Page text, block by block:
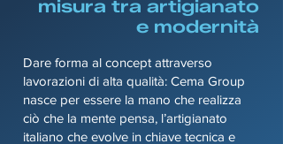
misura tra artigianato
e modernità
Dare forma al concept attraverso
lavorazioni di alta qualità: Cema Group
nasce per essere la mano che realizza
ciò che la mente pensa, l’artigianato
italiano che evolve in chiave tecnica e